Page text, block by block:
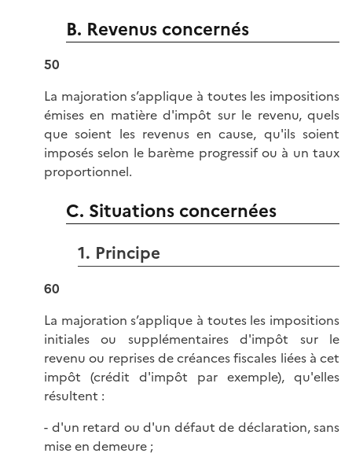
B. Revenus concernés
50
La majoration s’applique à toutes les impositions
émises en matière d'impôt sur le revenu, quels
que soient les revenus en cause, qu'ils soient
imposés selon le barème progressif ou à un taux
proportionnel.
C. Situations concernées
1. Principe
60
La majoration s’applique à toutes les impositions
initiales ou supplémentaires d'impôt sur le
revenu ou reprises de créances fiscales liées à cet
impôt (crédit d'impôt par exemple), qu'elles
résultent :
- d'un retard ou d'un défaut de déclaration, sans
mise en demeure ;